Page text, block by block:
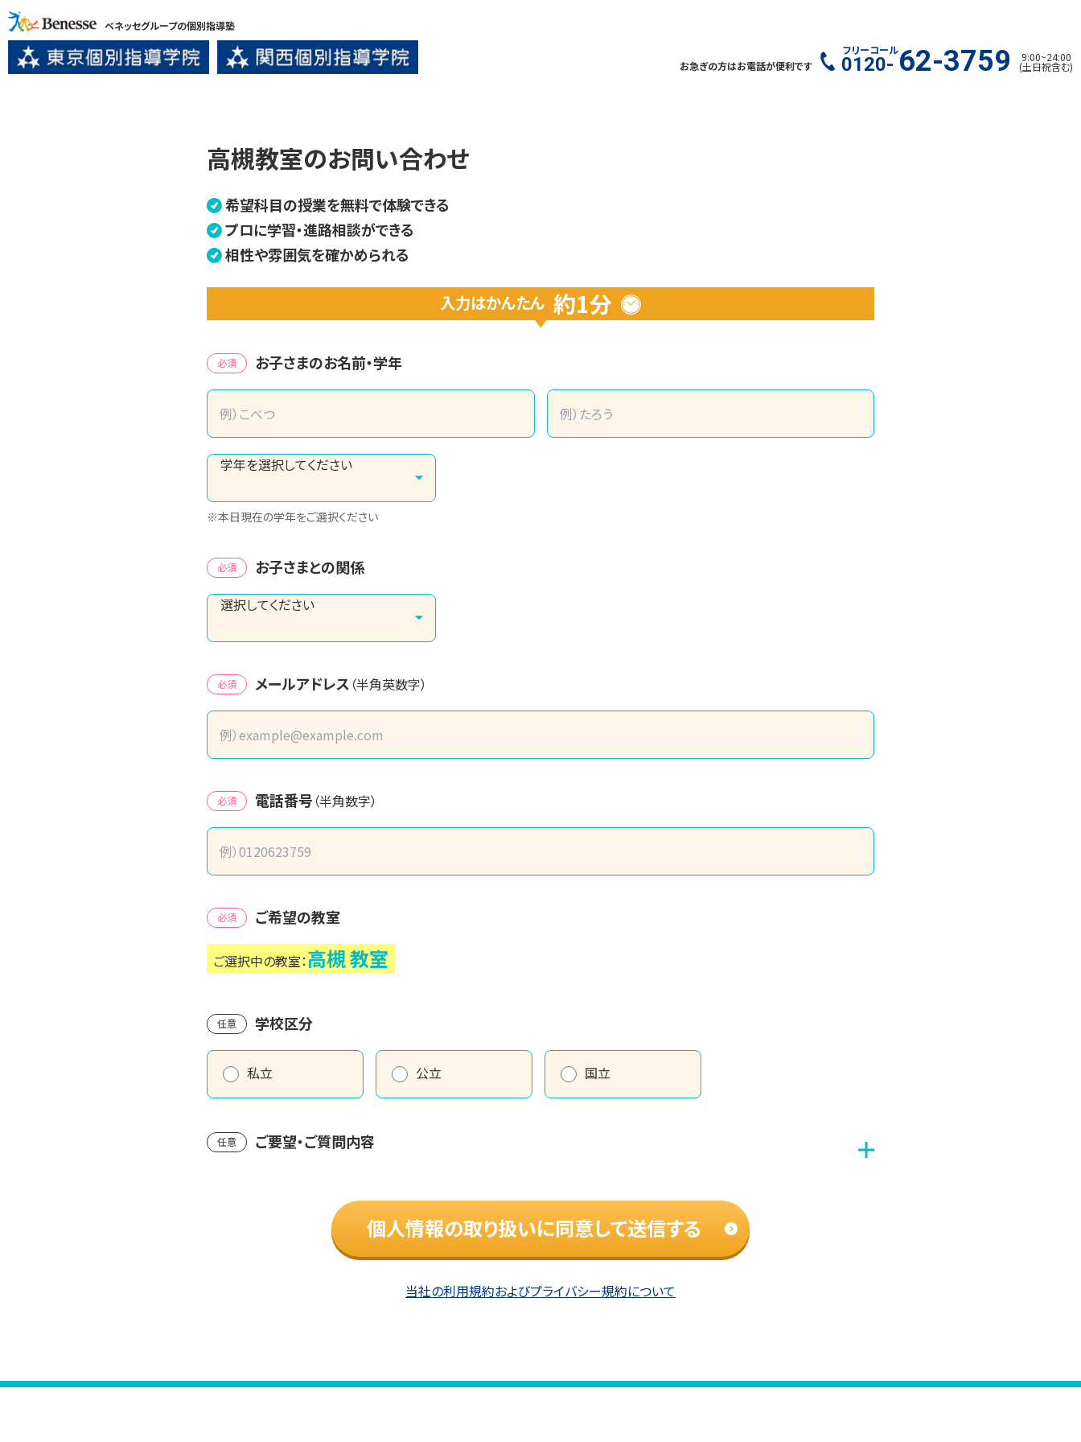
ベネッセグループの個別指導塾
お急ぎの方はお電話が便利です
フリーコール
0120- 62-3759 9:00~24:00
(土日祝含む)
高槻教室のお問い合わせ
希望科目の授業を無料で体験できる
プロに学習・進路相談ができる
相性や雰囲気を確かめられる
入力はかんたん 約1分
必須 お子さまのお名前・学年
※本日現在の学年をご選択ください
必須 お子さまとの関係
必須 メールアドレス （半角英数字）
必須 電話番号 （半角数字）
必須 ご希望の教室
ご選択中の教室：高槻教室
任意 学校区分
私立 公立 国立
任意 ご要望・ご質問内容
個人情報の取り扱いに同意して送信する
当社の利用規約およびプライバシー規約について